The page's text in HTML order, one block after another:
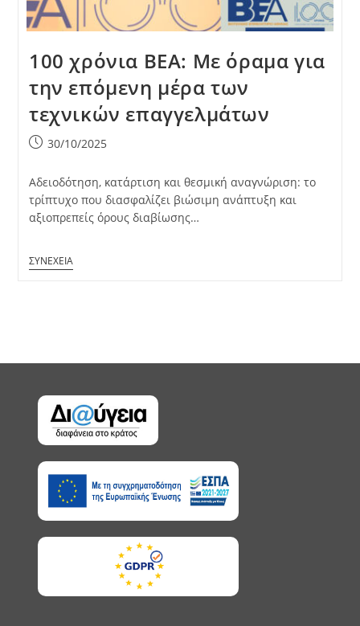
100 χρόνια ΒΕΑ: Με όραμα για
την επόμενη μέρα των
τεχνικών επαγγελμάτων
Post30/10/2025
Αδειοδότηση, κατάρτιση και θεσμική αναγνώριση: το
τρίπτυχο που διασφαλίζει βιώσιμη ανάπτυξη και
αξιοπρεπείς όρους διαβίωσης…